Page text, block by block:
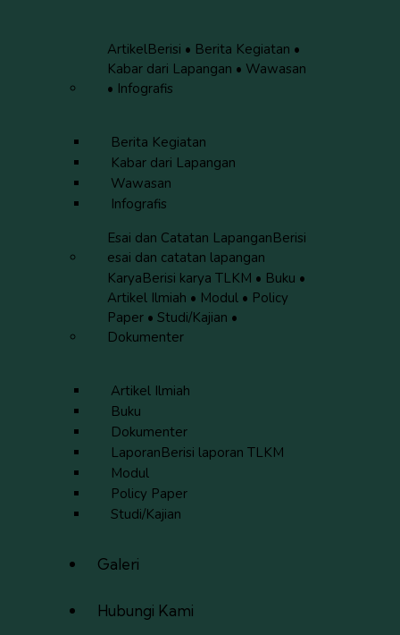
ArtikelBerisi • Berita Kegiatan •
Kabar dari Lapangan • Wawasan
• Infografis
Berita Kegiatan
Kabar dari Lapangan
Wawasan
Infografis
Esai dan Catatan LapanganBerisi
esai dan catatan lapangan
KaryaBerisi karya TLKM • Buku •
Artikel Ilmiah • Modul • Policy
Paper • Studi/Kajian •
Dokumenter
Artikel Ilmiah
Buku
Dokumenter
LaporanBerisi laporan TLKM
Modul
Policy Paper
Studi/Kajian
Galeri
Hubungi Kami